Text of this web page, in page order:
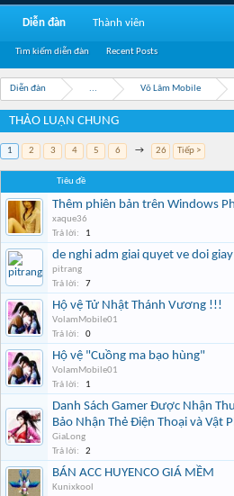
Diễn đàn ... Võ Lâm Mobile
THẢO LUẬN CHUNG
1 2 3 4 5 6 → 26 Tiếp >
Tiêu đề
Thêm phiên bản trên Windows
xaque36
Trả lời:
1
de nghi adm giai quyet ve doi
pitrang
Trả lời:
7
Hộ vệ Tử Nhật Thánh Vương !!!
VolamMobile01
Trả lời:
0
Hộ vệ "Cuồng ma bạo hùng"
VolamMobile01
Trả lời:
1
Danh Sách Gamer Được Nhận
Bảo Nhận Thẻ Điện Thoại và Vật
GiaLong
Trả lời:
2
BÁN ACC HUYENCO GIÁ MỀM
Kunixkool
Diễn đàn
Tìm kiếm diễn đàn Recent Posts
Thành viên